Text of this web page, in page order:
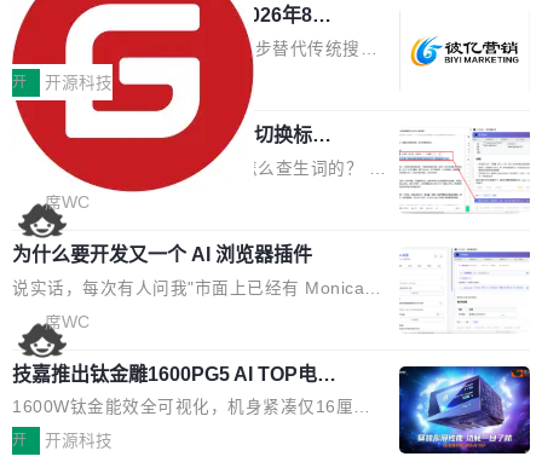
染引擎，包括 JavaScript 引擎...
机号后查看、修改已答问卷功能 02. 新增填空题
判分功能 03. 添加协作管理员支持树形结构选择
体验优化与修复 •页面与体验优化 优化工作台首
页 UI 展示效果，提升页面使用体验。 优化防切
屏提醒规则，调整为每次切屏均触发提示，提升
考试规范性。 优化登录状...
理、消息管理、资产管理、企业公告、知识网
盘、审批流程设置、办公审批、工作计划、工作
汇报、工作日志、日常办公、财务管理、客户管
理、合同管理、项目管理、任务管理等功能模
块。系统简约，易于功能扩展，方便二次开发，
可以用来做日常 OA，CRM，ERP，业务管理等
系统。 勾股OA6.0.2版本主要是对勾股OA 6第
一个大版本发布的部分功能细节优化和bug问题
修复的版本，具体更新日志如下： 1、补全新版
本的各个审批类型的审批单导出 2、优化各个审
942亿赛道如何选对伙伴？2026年8月G
EO公司推荐
当DeepSeek、豆包等大模型逐步替代传统搜索
成为用户获取信息的主要入口,品牌竞争的逻辑变
了:不再是争抢关键词排名,而是想办法进入AI脱
口而出的那个答案。"GEO公司推荐"这个搜索词
背后,折射的是企业面对新兴服务赛道时的集体困
惑——该信谁、看什么、怎么选。 据易观分析
《中国GEO市场产业图谱》数据,2026年中国GE
O行业规模预计达942亿元,同比增长169.7%。G
artner同期预测,传统搜索引擎访问量年内将下滑
国消费者调研则指出,37%的用户在有明确购买需
求时倾向于先问AI。几组数据指向一致:GEO已
从营销"加分项"变成品牌在AI时...
开 开源科技
任意网页划词 AI 问答：不用切换标签页
的效率秘诀
看英文技术文档的时候，你是怎么查生词的？ 我
猜大多数人的流程是：选中单词 → Ctrl+C → 切
到翻译标签页 → Ctrl+V → 看翻译 → 切回原
文。遇到不懂的代码片段，再切到 ChatGPT 问
一下。来回切换几次，思路早断了。 今天介绍的
开源 Chrome 扩展 AI Helper，有一个划词浮动
工具栏功能，能让你在任意网页选中文本就直接
用 AI，完全不用切换标签页。 划词工具栏是什
么 安装 AI Helper 后，在任意网页选中文本，选
区旁边会自动浮现一个工具栏： 工具 功能 典型
场景 AI 搜索 联网搜索相关信息 看到陌生概念，
席WC
为什么要开发又一个 AI 浏览器插件
说实话，每次有人问我"市面上已经有 Monica、
Sider、Copilot for Chrome 这些 AI 浏览器插件
了，你为什么还要再做一个"，我都觉得这个问题
问得好。 因为我自己也是从用户变成开发者的。
现有产品的天花板 我用过不少 AI 浏览器插件。
刚开始觉得都挺好——选中一段文字，弹出解
席WC
技嘉推出钛金雕1600PG5 AI TOP电
源：为发烧级主机与本地AI算力打造旗
舰供电方案
1600W钛金能效全可视化，机身紧凑仅16厘米
继2026台北电脑展首度亮相后，技嘉科技近日正
开 开源科技